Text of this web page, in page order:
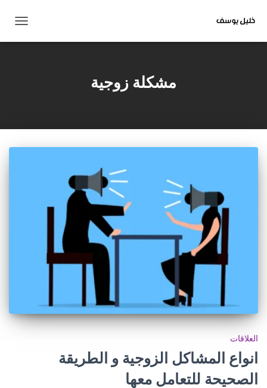
التنقل
مشكلة زوجية
العلاقات
انواع المشاكل الزوجية و الطريقة
الصحيحة للتعامل معها